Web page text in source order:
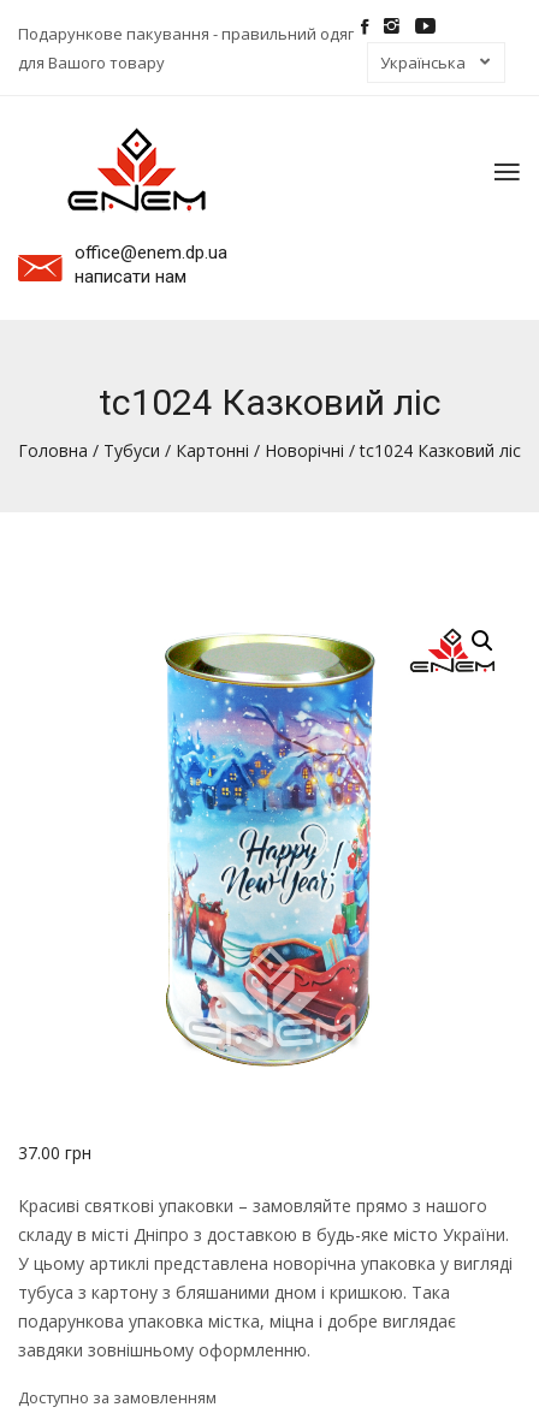
Подарункове пакування - правильний одяг
для Вашого товару
office@enem.dp.ua
написати нам
tc1024 Казковий ліс
Головна / Тубуси / Картонні / Новорічні / tc1024 Казковий ліс
37.00 грн
Красиві святкові упаковки – замовляйте прямо з нашого
складу в місті Дніпро з доставкою в будь-яке місто України.
У цьому артиклі представлена новорічна упаковка у вигляді
тубуса з картону з бляшаними дном і кришкою. Така
подарункова упаковка містка, міцна і добре виглядає
завдяки зовнішньому оформленню.
Доступно за замовленням